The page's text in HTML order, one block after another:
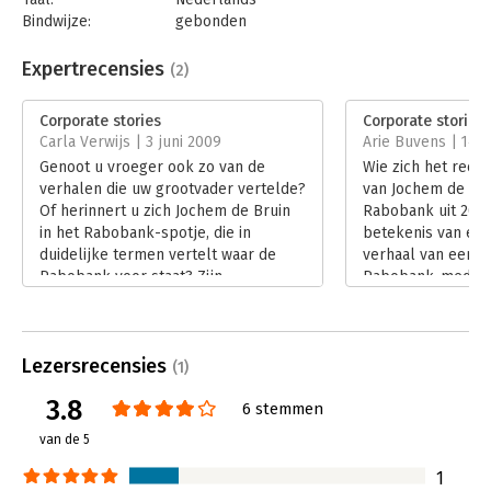
Bindwijze:
gebonden
Uitgever:
Boom
Verschijningsdatum:
Hoofdrubriek: Communicatie en media
Expertrecensies (2)
Corporate stories
Carla Verwijs | 3 juni 2009
Genoot u vroeger ook zo van de
verhalen die uw grootvader vertelde?
Of herinnert u zich Jochem de Bruin
in het Rabobank-spotje, die in
duidelijke termen vertelt waar de
Rabobank voor staat? Zijn
respect vervangen. Verhalen boeien,
iets wat feiten en cijfers niet kunnen.
In 'Corporate stories' van Astrid
verhalen kunnen betekenen voor uw
Corporate stories
Arie Buvens | 14
Wie zich het
van Jochem de
Rabobank uit
betekenis van
verhaal van een
Rabobank-
Lezersrecensies (1)
3.8
van de 5
6 stemmen
1